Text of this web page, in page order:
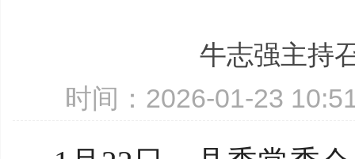
牛志强主持
时间：2026-01-23